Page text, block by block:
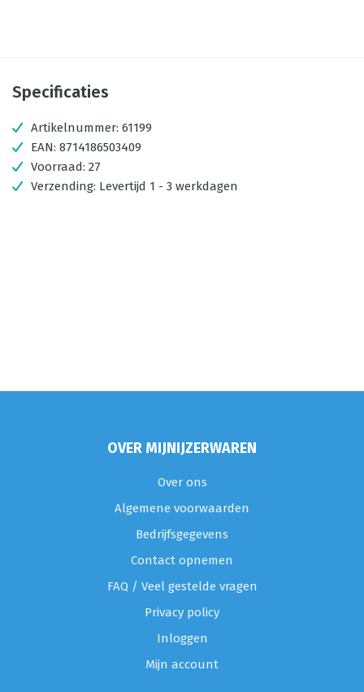
Specificaties
Artikelnummer: 61199
EAN: 8714186503409
Voorraad: 27
Verzending: Levertijd 1 - 3 werkdagen
OVER MIJNIJZERWAREN
Over ons
Algemene voorwaarden
Bedrijfsgegevens
Contact opnemen
FAQ / Veel gestelde vragen
Privacy policy
Inloggen
Mijn account